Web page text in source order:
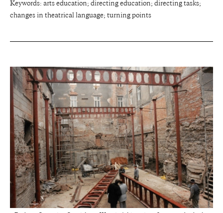
Keywords: arts education; directing education; directing tasks;
changes in theatrical language; turning points